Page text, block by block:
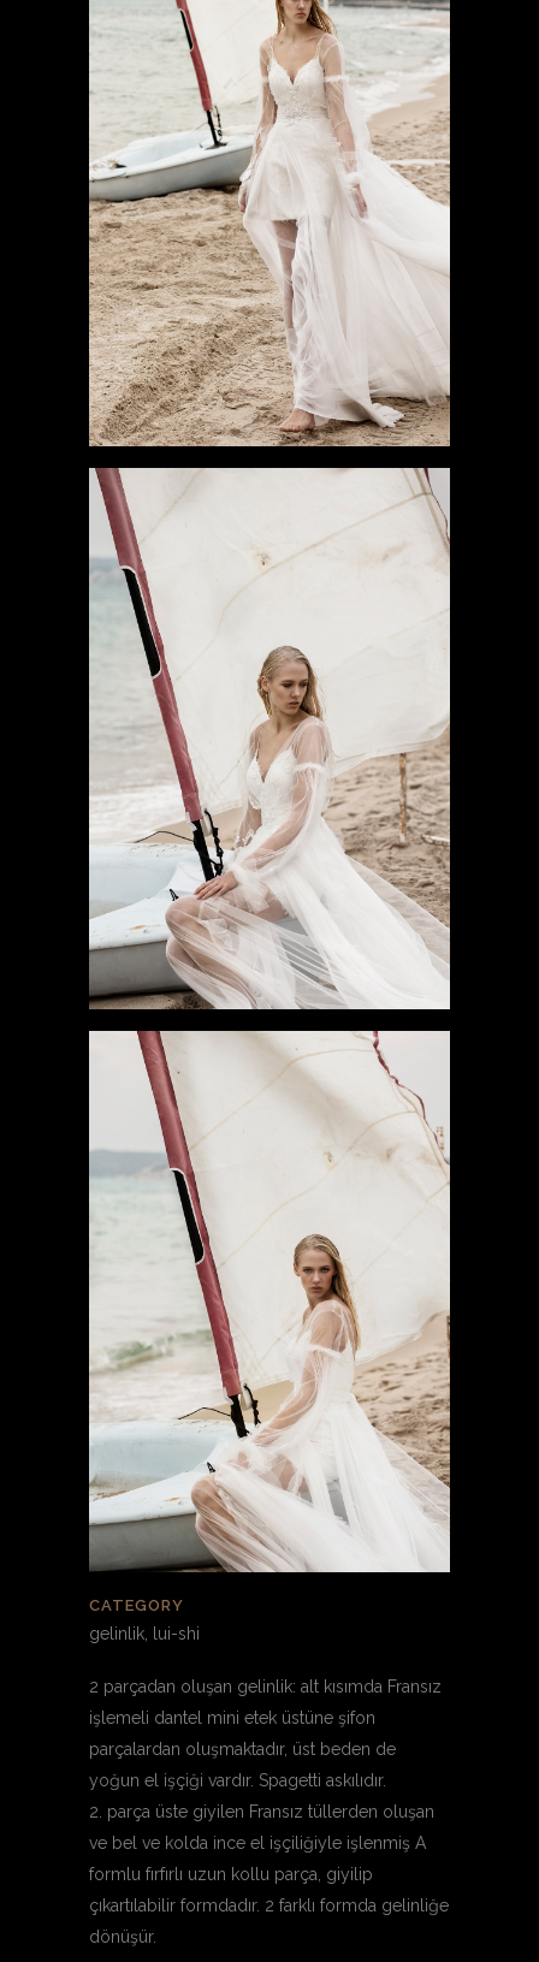
CATEGORY
gelinlik, lui-shi
2 parçadan oluşan gelinlik: alt kısımda Fransız
işlemeli dantel mini etek üstüne şifon
parçalardan oluşmaktadır, üst beden de
yoğun el işçiği vardır. Spagetti askılıdır.
2. parça üste giyilen Fransız tüllerden oluşan
ve bel ve kolda ince el işçiliğiyle işlenmiş A
formlu fırfırlı uzun kollu parça, giyilip
çıkartılabilir formdadır. 2 farklı formda gelinliğe
dönüşür.